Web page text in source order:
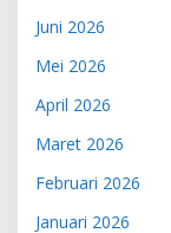
Juni 2026
Mei 2026
April 2026
Maret 2026
Februari 2026
Januari 2026